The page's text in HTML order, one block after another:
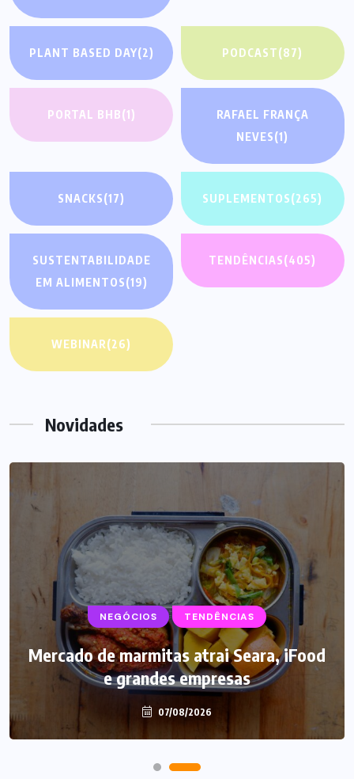
PLANT BASED DAY(2) PODCAST(87)
PORTAL BHB(1)
RAFAEL FRANÇA
NEVES(1)
SNACKS(17) SUPLEMENTOS(265)
SUSTENTABILIDADE
EM ALIMENTOS(19)
TENDÊNCIAS(405)
WEBINAR(26)
Novidades
NEGÓCIOS TENDÊNCIAS
Mercado de marmitas atrai Seara, iFood
e grandes empresas
07/08/2026